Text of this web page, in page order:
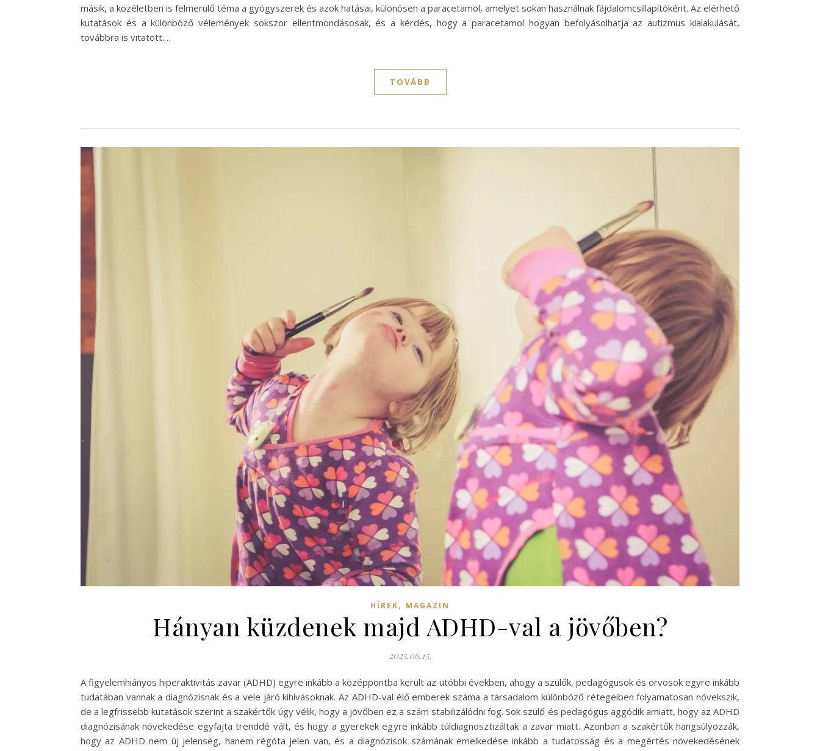
másik, a közéletben is felmerülő téma a gyógyszerek és azok hatásai, különösen a paracetamol, amelyet sokan használnak fájdalomcsillapítóként. Az elérhető
kutatások és a különböző vélemények sokszor ellentmondásosak, és a kérdés, hogy a paracetamol hogyan befolyásolhatja az autizmus kialakulását,
továbbra is vitatott.…
TOVÁBB
HÍREK, MAGAZIN
Hányan küzdenek majd ADHD-val a jövőben?
2025.06.15.
A figyelemhiányos hiperaktivitás zavar (ADHD) egyre inkább a középpontba került az utóbbi években, ahogy a szülők, pedagógusok és orvosok egyre inkább
tudatában vannak a diagnózisnak és a vele járó kihívásoknak. Az ADHD-val élő emberek száma a társadalom különböző rétegeiben folyamatosan növekszik,
de a legfrissebb kutatások szerint a szakértők úgy vélik, hogy a jövőben ez a szám stabilizálódni fog. Sok szülő és pedagógus aggódik amiatt, hogy az ADHD
diagnózisának növekedése egyfajta trenddé vált, és hogy a gyerekek egyre inkább túldiagnosztizáltak a zavar miatt. Azonban a szakértők hangsúlyozzák,
hogy az ADHD nem új jelenség, hanem régóta jelen van, és a diagnózisok számának emelkedése inkább a tudatosság és a megértés növekedésének